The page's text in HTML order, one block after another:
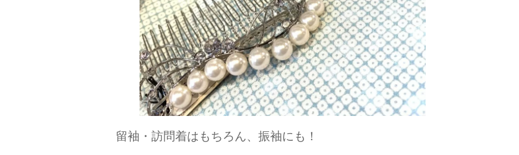
留袖・訪問着はもちろん、振袖にも！